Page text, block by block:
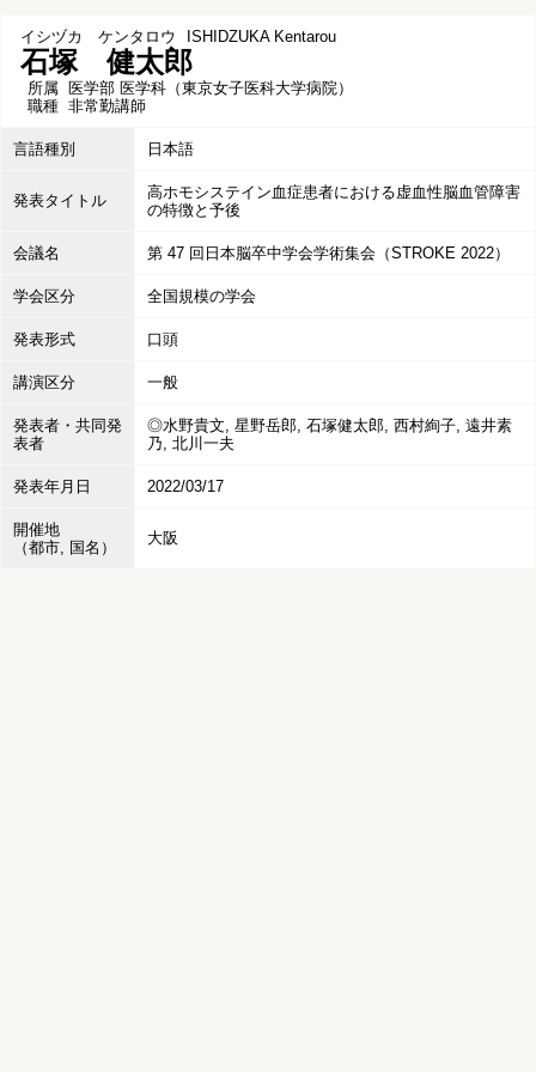
イシヅカ ケンタロウ ISHIDZUKA Kentarou
石塚 健太郎
所属 医学部 医学科（東京女子医科大学病院）
職種 非常勤講師
言語種別 日本語
発表タイトル
高ホモシステイン血症患者における虚血性脳血管障害
の特徴と予後
会議名 第 47 回日本脳卒中学会学術集会（STROKE 2022）
学会区分 全国規模の学会
発表形式 口頭
講演区分 一般
発表者・共同発
表者
◎水野貴文, 星野岳郎, 石塚健太郎, 西村絢子, 遠井素
乃, 北川一夫
発表年月日 2022/03/17
開催地
（都市, 国名）
大阪